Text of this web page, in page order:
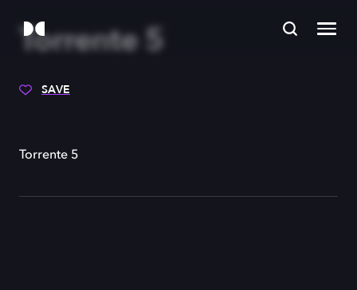
Torrente 5
SAVE
Torrente 5